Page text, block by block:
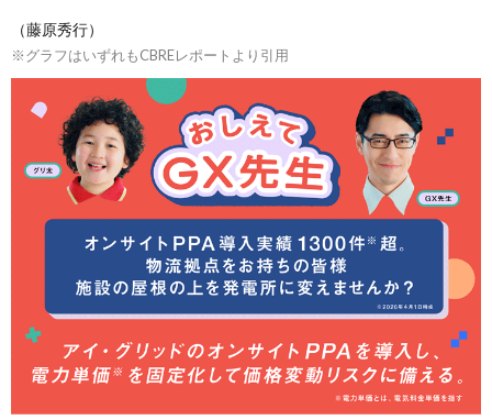
（藤原秀行）
※グラフはいずれもCBREレポートより引用